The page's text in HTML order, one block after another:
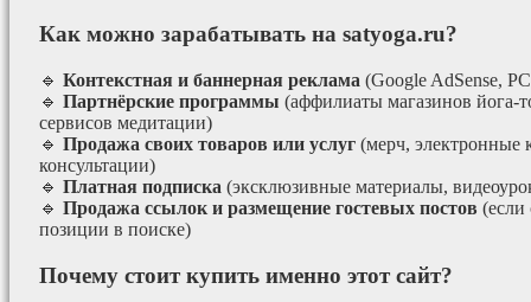
Как можно зарабатывать на satyoga.ru?
🔹 Контекстная и баннерная реклама (Google AdSense,
🔹 Партнёрские программы (аффилиаты магазинов йога-
сервисов медитации)
🔹 Продажа своих товаров или услуг (мерч, электронные
консультации)
🔹 Платная подписка (эксклюзивные материалы,
🔹 Продажа ссылок и размещение гостевых постов (если
позиции в поиске)
Почему стоит купить именно этот сайт?